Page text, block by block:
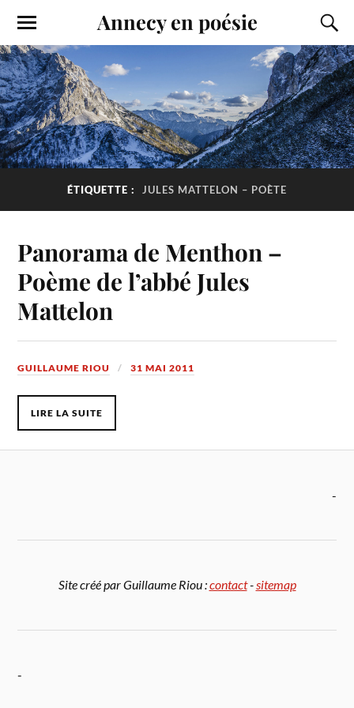
Annecy en poésie
ÉTIQUETTE : JULES MATTELON – POÈTE
Panorama de Menthon –
Poème de l’abbé Jules
Mattelon
GUILLAUME RIOU 31 MAI 2011
LIRE LA SUITE
-
Site créé par Guillaume Riou :contact-sitemap
-